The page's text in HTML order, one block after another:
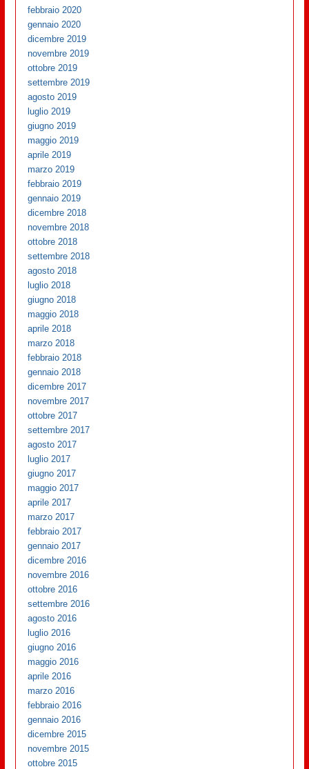
febbraio 2020
gennaio 2020
dicembre 2019
novembre 2019
ottobre 2019
settembre 2019
agosto 2019
luglio 2019
giugno 2019
maggio 2019
aprile 2019
marzo 2019
febbraio 2019
gennaio 2019
dicembre 2018
novembre 2018
ottobre 2018
settembre 2018
agosto 2018
luglio 2018
giugno 2018
maggio 2018
aprile 2018
marzo 2018
febbraio 2018
gennaio 2018
dicembre 2017
novembre 2017
ottobre 2017
settembre 2017
agosto 2017
luglio 2017
giugno 2017
maggio 2017
aprile 2017
marzo 2017
febbraio 2017
gennaio 2017
dicembre 2016
novembre 2016
ottobre 2016
settembre 2016
agosto 2016
luglio 2016
giugno 2016
maggio 2016
aprile 2016
marzo 2016
febbraio 2016
gennaio 2016
dicembre 2015
novembre 2015
ottobre 2015